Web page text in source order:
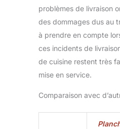
problèmes de livraison
des dommages dus au
à prendre en compte
ces incidents de
de cuisine restent très
mise en service.
Comparaison avec